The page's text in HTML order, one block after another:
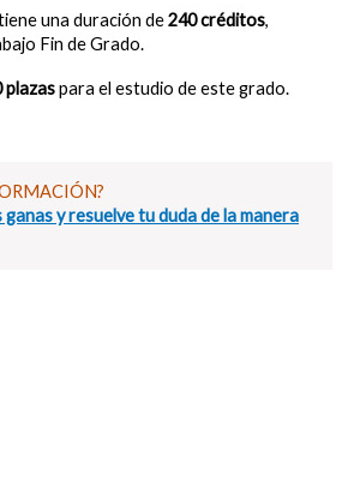
una duración de240 créditos,
Fin de Grado.
plazaspara el estudio de este grado.
y resuelve tu duda de la manera